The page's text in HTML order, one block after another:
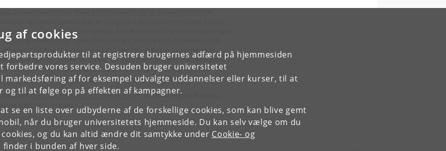
af cookies
til at registrere brugernes adfærd på hjemmesiden
forbedre vores service. Desuden bruger universitetet
af for eksempel udvalgte uddannelser eller kurser, til at
og til at følge op på effekten af kampagner.
se en liste over udbyderne af de forskellige cookies, som kan blive gemt
når du bruger universitetets hjemmeside. Du kan selv vælge om du
og du kan altid ændre dit samtykke under Cookie- og
finder i bunden af hver side.
i lignende stillinger er således kun én procent i store virksomheder,
expats gennemsnitligt tjener fem procent mindre end danskere i små
Dog finder forskerne ikke belæg for, at der er systematiske
mellem expats og danskere, da data ikke opfanger alle relevante
Der kan fx være forskelle i uddannelsesniveau, erfaring og små
i opgaver, der ikke opfanges i de eksisterende registerdata.
"Expats and the firms they work in" afMette Foged, Nana W.
og Natnael S. Nigatu